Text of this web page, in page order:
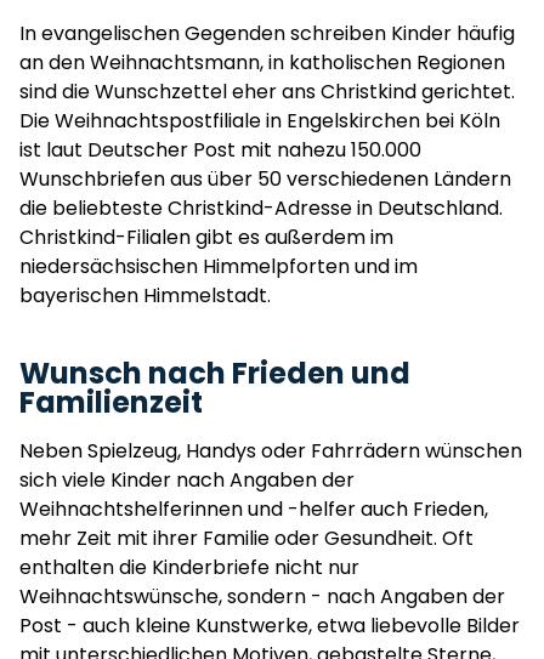
In evangelischen Gegenden schreiben Kinder häufig
an den Weihnachtsmann, in katholischen Regionen
sind die Wunschzettel eher ans Christkind gerichtet.
Die Weihnachtspostfiliale in Engelskirchen bei Köln
ist laut Deutscher Post mit nahezu 150.000
Wunschbriefen aus über 50 verschiedenen Ländern
die beliebteste Christkind-Adresse in Deutschland.
Christkind-Filialen gibt es außerdem im
niedersächsischen Himmelpforten und im
bayerischen Himmelstadt.
Wunsch nach Frieden und
Familienzeit
Neben Spielzeug, Handys oder Fahrrädern wünschen
sich viele Kinder nach Angaben der
Weihnachtshelferinnen und -helfer auch Frieden,
mehr Zeit mit ihrer Familie oder Gesundheit. Oft
enthalten die Kinderbriefe nicht nur
Weihnachtswünsche, sondern - nach Angaben der
Post - auch kleine Kunstwerke, etwa liebevolle Bilder